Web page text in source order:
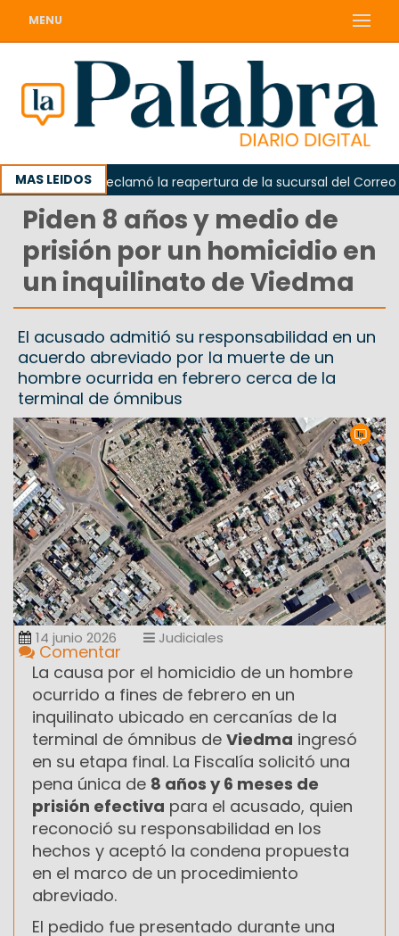
MENU
MAS LEIDOS
Odarda reclamó la reapertura de la sucursal del Correo
Piden 8 años y medio de
prisión por un homicidio en
un inquilinato de Viedma
El acusado admitió su responsabilidad en un
acuerdo abreviado por la muerte de un
hombre ocurrida en febrero cerca de la
terminal de ómnibus
14 junio 2026 Judiciales
Comentar
La causa por el homicidio de un hombre
ocurrido a fines de febrero en un
inquilinato ubicado en cercanías de la
terminal de ómnibus de Viedma ingresó
en su etapa final. La Fiscalía solicitó una
pena única de 8 años y 6 meses de
prisión efectiva para el acusado, quien
reconoció su responsabilidad en los
hechos y aceptó la condena propuesta
en el marco de un procedimiento
abreviado.
El pedido fue presentado durante una